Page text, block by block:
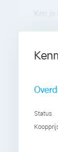
Ken
aan
Met
Status